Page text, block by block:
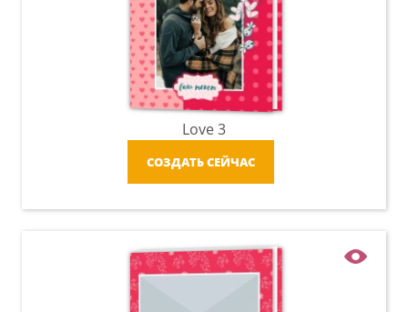
Love 3
СОЗДАТЬ СЕЙЧАС